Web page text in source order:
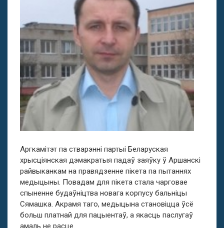
Аргкамітэт па стварэнні партыі Беларуская
хрысціянская дэмакратыя падаў заяўку ў Аршанскі
райвыканкам на правядзенне пікета па пытаннях
медыцыны. Повадам для пікета стала чарговае
спыненне будаўніцтва новага корпусу бальніцы
Сямашка. Акрамя таго, медыцына становіцца ўсё
больш платнай для пацыентаў, а якасць паслугаў
амаль не расце.